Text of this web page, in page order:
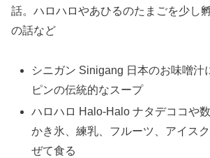
話。ハロハロやあひるのたまごを少し
の話など
シニガン Sinigang 日本のお味噌汁
ピンの伝統的なスープ
ハロハロ Halo-Halo ナタデココや
かき氷、練乳、フルーツ、アイス
ぜて食る